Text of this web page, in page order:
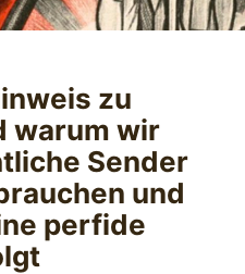
zu
warum wir
Sender
und
perfide